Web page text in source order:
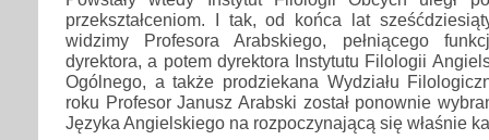
przekształceniom. I tak, od końca lat
widzimy Profesora Arabskiego, pełniącego
dyrektora, a potem dyrektora Instytutu Filologii
Ogólnego, a także prodziekana Wydziału
roku Profesor Janusz Arabski został ponownie
Języka Angielskiego na rozpoczynającą się właśnie